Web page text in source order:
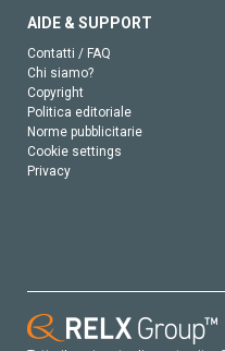
AIDE & SUPPORT
Contatti / FAQ
Chi siamo?
Copyright
Politica editoriale
Norme pubblicitarie
Cookie settings
Privacy